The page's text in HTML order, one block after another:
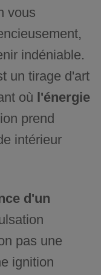
vous
indéniable.
un tirage d'art
où l'énergie
prend
intérieur
d'un
pas une
ignition